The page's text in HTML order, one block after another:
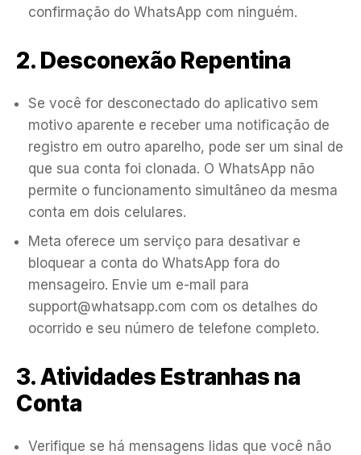
confirmação do WhatsApp com ninguém.
2. Desconexão Repentina
Se você for desconectado do aplicativo sem
motivo aparente e receber uma notificação de
registro em outro aparelho, pode ser um sinal de
que sua conta foi clonada. O WhatsApp não
permite o funcionamento simultâneo da mesma
conta em dois celulares.
Meta oferece um serviço para desativar e
bloquear a conta do WhatsApp fora do
mensageiro. Envie um e-mail para
support@whatsapp.com com os detalhes do
ocorrido e seu número de telefone completo.
3. Atividades Estranhas na
Conta
Verifique se há mensagens lidas que você não